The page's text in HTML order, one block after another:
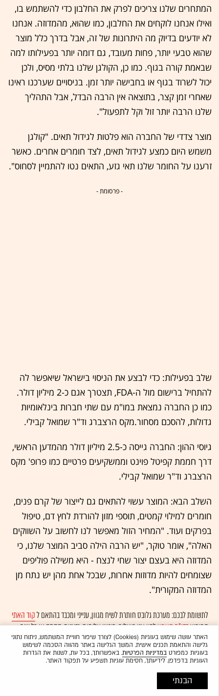
המתחרים שלנו צריכים לפרק את החלבון כדי להשתמש בו,
ואילו אנחנו לוקחים את החלבון, כמו שהוא, מהמדוזה. אנחנו
לא יודעים בדיוק מה היתרונות של זה, אבל בדרך כלל מוצר
שהוא טבעי יותר, פחות מעובד, גם דומה יותר בפעילותו למה
שבאמת קורה בגוף. כמו כן, הקולגן שלנו בלתי מסיס, ולכן
יכול לשרוד בגוף או בחבישה יותר זמן. בניסויים שערכנו ראינו
שאחרי זמן קצר, בתוצאה אין הרבה הבדל, אבל התהליך
שלנו הרבה יותר זול וקל לתפעול".
מוצר צדדי של החברה הוא פלטות לגידול תאים. "קולגן
משמש היום כמצע לגידול תאים, לצד חומרים אחרים. כאשר
זרענו על החומר שלנו תאי גזע, התאים נטו להתמיין לסחוס".
- פרסומת -
שלב בפעילות: כדי לבצע את הניסוי בישראל שיאפשר לה
להתחיל ברישום מול ה-FDA, תצטרך אגם כ-2 מיליון דולר.
כמו כן החברה נמצאת במו"מ עם שתי חברות בינלאומיות
גדולות, להסכם מסחור.מקס הרצברג וד"ר שמואל קבילי.
גיוסי ההון: החברה גייסה כ-2.5 מיליון דולר מהמדען הראשי,
דרך חממת קפיטל פוינט וממשקיעים פרטיים כמו פרופ' מקס
הרצברג וד"ר שמואל קבילי.
השלב הבא: המוצר עשוי להתאים גם לייצור של קרם פנים,
חומרים למילוי קמטים, תוספי מזון להורדת לחץ דם, טיפול
בפרקים ועוד. "המחיר הזול מאפשר לנו לחשוב על השווקים
האלה", אומר טוקר, "יש הרבה הילה סביב המוצר שלנו, כי
המדוזה היא בעצם יצור שחי לנצח - היא משילה פוליפים
שצומחים להיות מדוזות אחרות, שבכל אחת מהן יש נתח מן
המדוזה המקורית".
לתשומת לבכם: מערכת גלובס חותרת לשיח מגוון, ענייני ומכבד בהתאם לקוד האתי
המופיעבדו"ח האמוןלפיו אנו פועלים. ביטויי אלימות, גזענות, הסתה או כל שיח
בלתי הולם אחר מסוננים בצורהאוטומטיתולא יפורסמו באתר.
האתר עושה שימוש בעוגיות (Cookies) לצורך שיפור חוויית המשתמש, ניתוח נתוני
גלישה והתאמת תכנים אישית. המשך הגלישה באתר מהווה הסכמה לשימוש
בעוגיות כמפורטבמדיניות הפרטיות. באפשרותך, בכל עת, לשנות את הגדרות
העוגיות בדפדפן. לידיעתך, חסימת עוגיות תשפיע על תפקוד האתר.
הבנתי